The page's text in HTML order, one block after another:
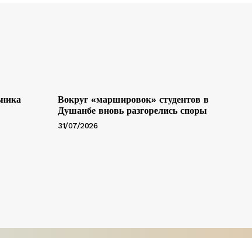
Вокруг «маршировок» студентов в
Душанбе вновь разгорелись споры
31/07/2026